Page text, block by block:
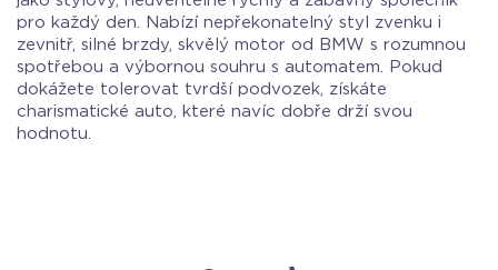
pro každý den. Nabízí nepřekonatelný styl zvenku i
zevnitř, silné brzdy, skvělý motor od BMW s rozumnou
spotřebou a výbornou souhru s automatem. Pokud
dokážete tolerovat tvrdší podvozek, získáte
charismatické auto, které navíc dobře drží svou
hodnotu.